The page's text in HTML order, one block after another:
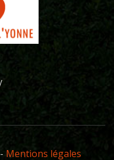
Mentions légales